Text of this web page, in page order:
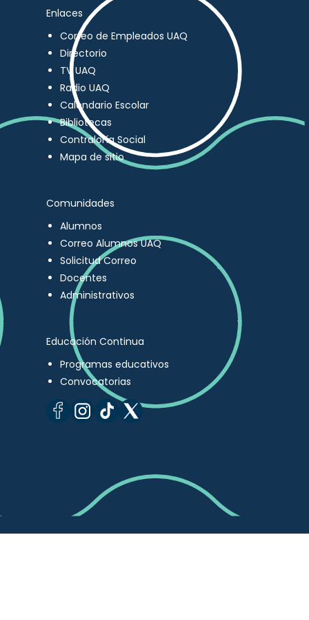
Enlaces
Correo de Empleados UAQ
Directorio
TV UAQ
Radio UAQ
Calendario Escolar
Bibliotecas
Contraloría Social
Mapa de sitio
Comunidades
Alumnos
Correo Alumnos UAQ
Solicitud Correo
Docentes
Administrativos
Educación Continua
Programas educativos
Convocatorias